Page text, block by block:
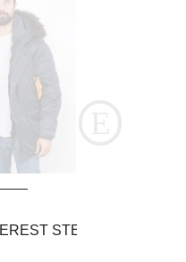
APOLLOGET EVEREST STEEL BLUE/GUN METAL